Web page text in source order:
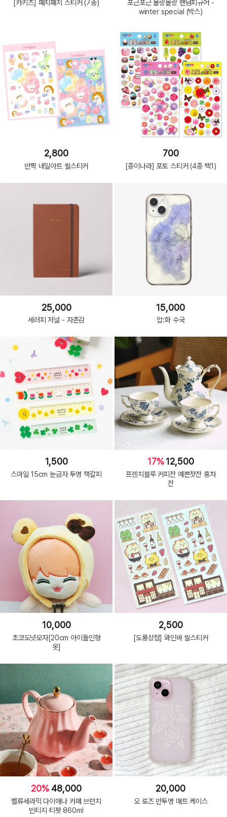
[카키즈] 패치패치 스티커 (7종)
포근포근 몰랑몰랑 랜덤피규어 -
winter special (박스)
2,800
반짝 네일아트 씰스티커
700
[종이나라] 포토 스티커 (4종 택1)
25,000
세러피 저널 - 자존감
15,000
압:화 수국
1,500
스마일 15cm 눈금자 투명 책갈피
17% 12,500
프렌치블루 커피잔 예쁜찻잔 홍차
잔
10,000
초코도넛모자[20cm 아이돌인형
옷]
2,500
[도롱상점] 와인바 씰스티커
20% 48,000
벨류세라믹 다이애나 카페 브런치
빈티지 티팟 860ml
20,000
오 로즈 반투명 매트 케이스